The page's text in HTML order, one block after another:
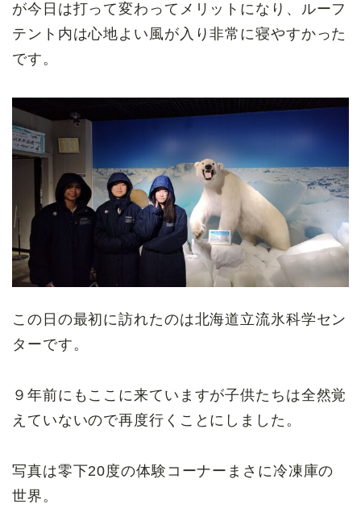
が今日は打って変わってメリットになり、ルーフ
テント内は心地よい風が入り非常に寝やすかった
です。
この日の最初に訪れたのは北海道立流氷科学セン
ターです。
９年前にもここに来ていますが子供たちは全然覚
えていないので再度行くことにしました。
写真は零下20度の体験コーナーまさに冷凍庫の
世界。